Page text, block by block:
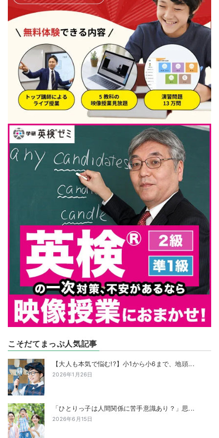
こそだてまっぷ人気記事
【大人も本気で悩む!?】小1から小6まで、地頭...
2026年1月26日
「ひとりっ子は人間関係に苦手意識あり？」思...
2026年6月15日